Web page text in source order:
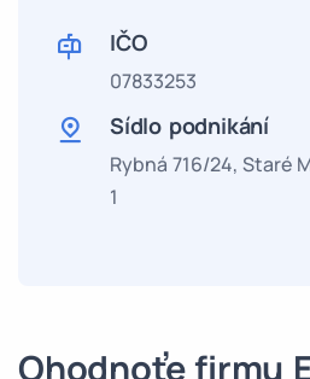
IČO
07833253
Sídlo podnikání
Rybná 716/24, Staré
1
Ohodnoťe firmu